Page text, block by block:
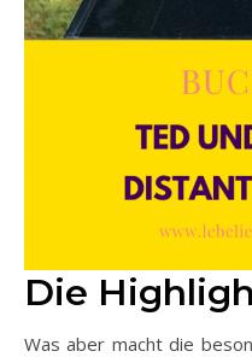
Die
Was aber macht die